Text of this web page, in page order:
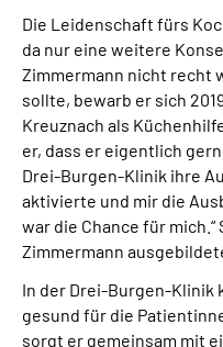
Die Leidenschaft fürs
da nur eine weitere
Zimmermann nicht recht
sollte, bewarb er sich
Kreuznach als
er, dass er eigentlich
Drei-Burgen-Klinik ihre
aktivierte und mir die
war die Chance für mich.“
Zimmermann
In der Drei-Burgen-Klinik
gesund für die
sorgt er gemeinsam mit